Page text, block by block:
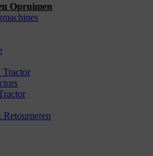
Opruimen
Tractor